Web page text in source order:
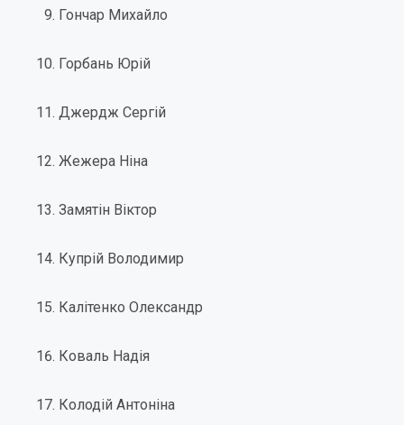
Гончар Михайло
Горбань Юрій
Джердж Сергій
Жежера Ніна
Замятін Віктор
Купрій Володимир
Калітенко Олександр
Коваль Надія
Колодій Антоніна